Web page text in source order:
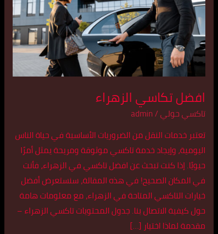
افضل تكاسي الزهراء
تاكسي حولي/
admin
تعتبر خدمات النقل من الضروريات الأساسية في حياة الناس
اليومية، وإيجاد خدمة تاكسي موثوقة ومريحة يمثل أمرًا
حيويًا. إذا كنت تبحث عن افضل تاكسي في الزهراء، فأنت
في المكان الصحيح! في هذه المقالة، سنستعرض أفضل
خيارات التاكسي المتاحة في الزهراء، مع معلومات هامة
حول كيفية الاتصال بنا. جدول المحتويات تاكسي الزهراء –
مقدمة لماذا اختيار […]